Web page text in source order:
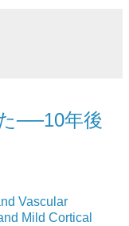
──10年後
Vascular
Mild Cortical